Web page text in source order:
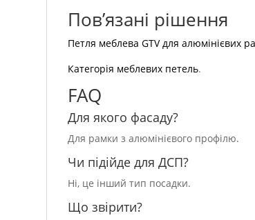
Пов’язані рішення
Петля меблева GTV для алюмінієвих
Категорія меблевих петель.
FAQ
Для якого фасаду?
Для рамки з алюмінієвого профілю.
Чи підійде для ДСП?
Ні, це інший тип посадки.
Що звірити?